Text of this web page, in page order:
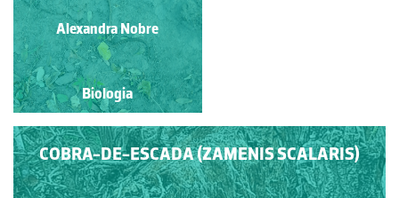
Teresa Marques
Biologia
Alexandra Nobre
Biologia
COBRA-DE-ESCADA (ZAMENIS SCALARIS)